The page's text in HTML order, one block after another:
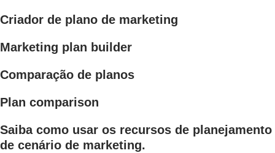
Criador de plano de marketing
Marketing plan builder
Comparação de planos
Plan comparison
Saiba como usar os recursos de planejamento
de cenário de marketing.